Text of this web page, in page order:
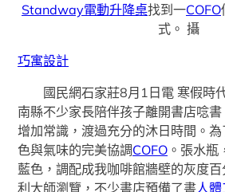
Standway電動升降桌找到一COFO
式。 攝
巧寓設計
國民網石家莊8月1日電 寒假時
南縣不少家長陪伴孩子離開書店唸書
增加常識，渡過充分的沐日時間。
色與氣味的完美協調COFO 。張水
藍色，調配成我咖啡館牆壁的灰度百
利大師瀏覽，不少書店預備了書人